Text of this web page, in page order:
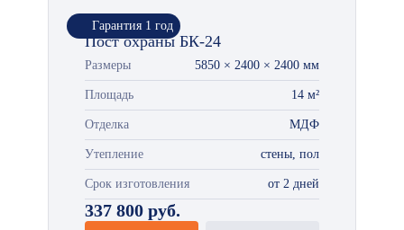
Гарантия 1 год
Пост охраны БК-24
Размеры 5850 × 2400 × 2400 мм
Площадь 14 м²
Отделка МДФ
Утепление стены, пол
Срок изготовления от 2 дней
337 800 руб.